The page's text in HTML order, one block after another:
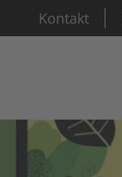
Kontakt